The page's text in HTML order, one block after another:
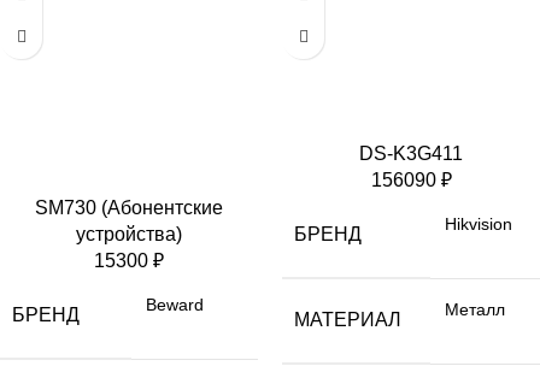
SM730 (Абонентские
устройства)
15300 ₽
БРЕНД Beward
DS-K3G411
156090 ₽
БРЕНД Hikvision
МАТЕРИАЛ Металл